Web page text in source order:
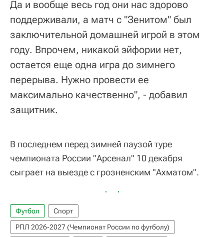
Да и вообще весь год они нас здорово
поддерживали, а матч с "Зенитом" был
заключительной домашней игрой в этом
году. Впрочем, никакой эйфории нет,
остается еще одна игра до зимнего
перерыва. Нужно провести ее
максимально качественно", - добавил
защитник.
В последнем перед зимней паузой туре
чемпионата России "Арсенал" 10 декабря
сыграет на выезде с грозненским "Ахматом".
Футбол
Спорт
РПЛ 2026-2027 (Чемпионат России по футболу)